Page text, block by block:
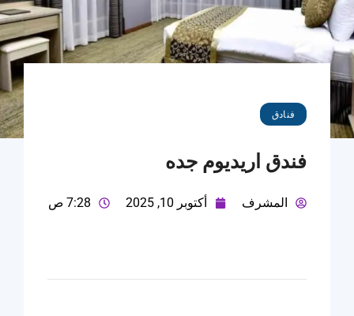
فنادق
فندق اريديوم جده
المشرف أكتوبر 10, 2025 7:28 ص